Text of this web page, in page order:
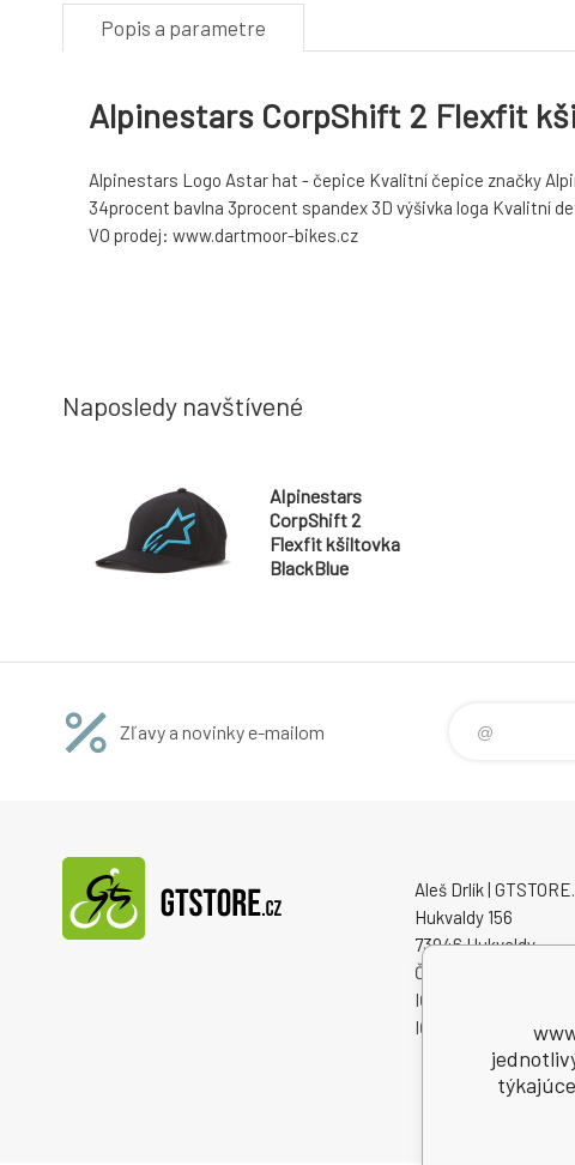
Popis a parametre
Alpinestars CorpShift 2 Flexfit
Alpinestars Logo Astar hat - čepice Kvalitní čepice značky
34procent bavlna 3procent spandex 3D výšivka loga Kvalitní
VO prodej: www.dartmoor-bikes.cz
Naposledy navštívené
Alpinestars
CorpShift 2
Flexfit kšiltovka
BlackBlue
Zľavy a novinky e-mailom
Aleš Drlík |
Hukvaldy 156
73946 Hukvaldy
Česká republika
IČO: 68908792
IČ DPH (DIČ):